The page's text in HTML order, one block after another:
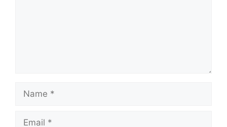
Name
Email